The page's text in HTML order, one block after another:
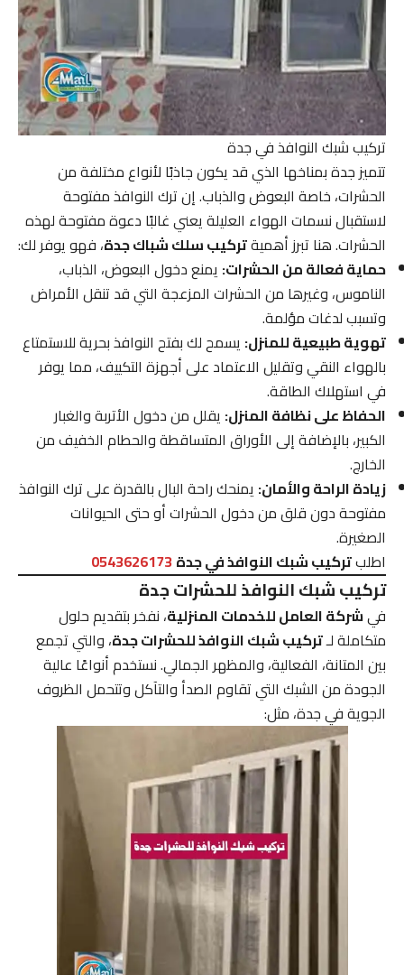
تركيب شبك النوافذ في جدة
تتميز جدة بمناخها الذي قد يكون جاذبًا لأنواع مختلفة من
الحشرات، خاصة البعوض والذباب. إن ترك النوافذ مفتوحة
لاستقبال نسمات الهواء العليلة يعني غالبًا دعوة مفتوحة لهذه
الحشرات. هنا تبرز أهميةتركيب سلك شباك جدة، فهو يوفر لك:
حماية فعالة من الحشرات:يمنع دخول البعوض، الذباب،
الناموس، وغيرها من الحشرات المزعجة التي قد تنقل الأمراض
وتسبب لدغات مؤلمة.
تهوية طبيعية للمنزل:يسمح لك بفتح النوافذ بحرية للاستمتاع
بالهواء النقي وتقليل الاعتماد على أجهزة التكييف، مما يوفر
في استهلاك الطاقة.
الحفاظ على نظافة المنزل:يقلل من دخول الأتربة والغبار
الكبير، بالإضافة إلى الأوراق المتساقطة والحطام الخفيف من
الخارج.
زيادة الراحة والأمان:يمنحك راحة البال بالقدرة على ترك النوافذ
مفتوحة دون قلق من دخول الحشرات أو حتى الحيوانات
الصغيرة.
اطلبتركيب شبك النوافذ في جدة0543626173
تركيب شبك النوافذ للحشرات جدة
فيشركة العامل للخدمات المنزلية، نفخر بتقديم حلول
متكاملة لـتركيب شبك النوافذ للحشرات جدة، والتي تجمع
بين المتانة، الفعالية، والمظهر الجمالي. نستخدم أنواعًا عالية
الجودة من الشبك التي تقاوم الصدأ والتآكل وتتحمل الظروف
الجوية في جدة، مثل: